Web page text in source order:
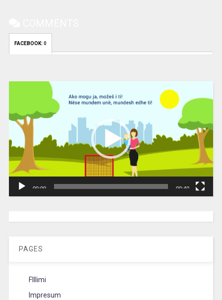
FACEBOOK: 0
00:00 00:40
PAGES
FIllimi
Impresum